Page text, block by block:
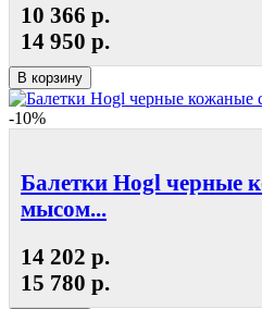
10 366 р.
14 950 р.
В корзину
-10%
Балетки Hogl черные
мысом...
14 202 р.
15 780 р.